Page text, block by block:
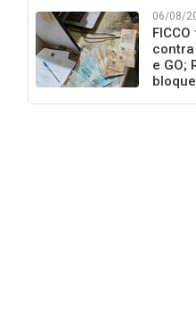
06/08/
contra
e GO;